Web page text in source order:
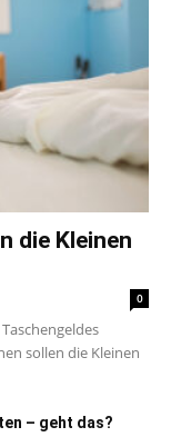
die Kleinen
0
sollen die Kleinen
– geht das?